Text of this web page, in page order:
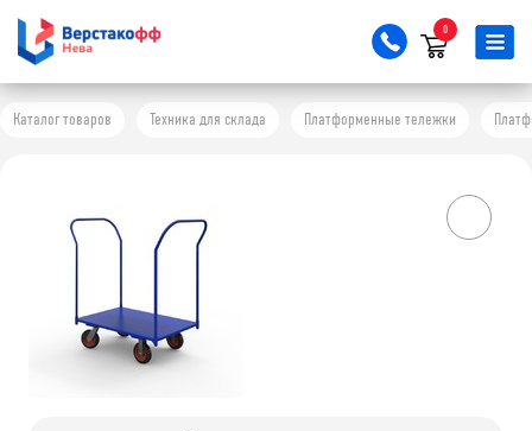
0
Каталог товаров Техника для склада Платформенные тележки